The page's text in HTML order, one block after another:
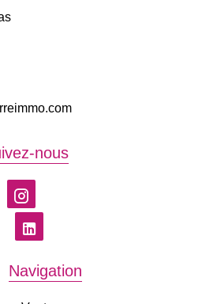
nous
Navigation